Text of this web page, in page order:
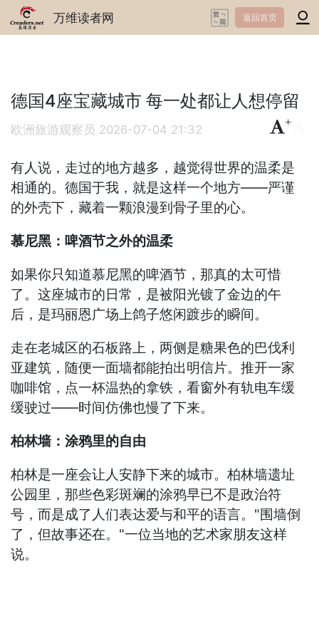
万维读者网 返回首页
德国4座宝藏城市 每一处都让人想停留
欧洲旅游观察员 2026-07-04 21:32
+
有人说，走过的地方越多，越觉得世界的温柔是
相通的。德国于我，就是这样一个地方——严谨
的外壳下，藏着一颗浪漫到骨子里的心。
慕尼黑：啤酒节之外的温柔
如果你只知道慕尼黑的啤酒节，那真的太可惜
了。这座城市的日常，是被阳光镀了金边的午
后，是玛丽恩广场上鸽子悠闲踱步的瞬间。
走在老城区的石板路上，两侧是糖果色的巴伐利
亚建筑，随便一面墙都能拍出明信片。推开一家
咖啡馆，点一杯温热的拿铁，看窗外有轨电车缓
缓驶过——时间仿佛也慢了下来。
柏林墙：涂鸦里的自由
柏林是一座会让人安静下来的城市。柏林墙遗址
公园里，那些色彩斑斓的涂鸦早已不是政治符
号，而是成了人们表达爱与和平的语言。"围墙倒
了，但故事还在。"一位当地的艺术家朋友这样
说。